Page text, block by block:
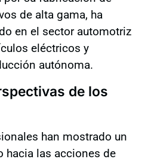
de alta gama, ha
en el sector automotriz
eléctricos y
autónoma.
de los
han mostrado un
hacia las acciones de